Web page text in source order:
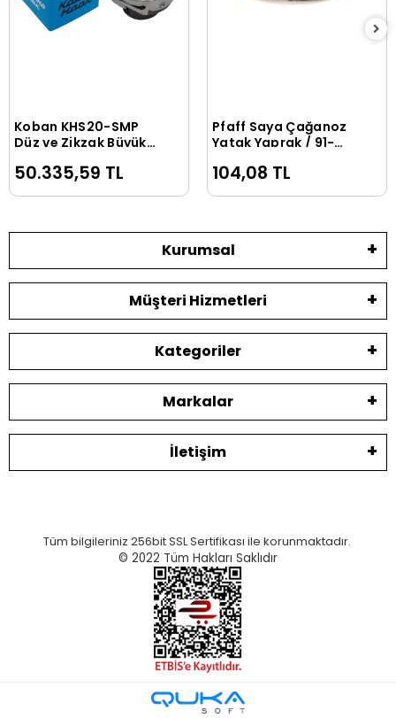
Sepete Ekle
Koban KHS20-SMP
Düz ve Zikzak Büyük
50.335,59 TL
Sepete Ekle
Pfaff Saya Çağanoz
Yatak Yaprak / 91-
104,08 TL
Kurumsal
Müşteri Hizmetleri
Kategoriler
Markalar
İletişim
Tüm bilgileriniz 256bit SSL Sertifikası ile korunmaktadır.
© 2022 Tüm Hakları Saklıdır